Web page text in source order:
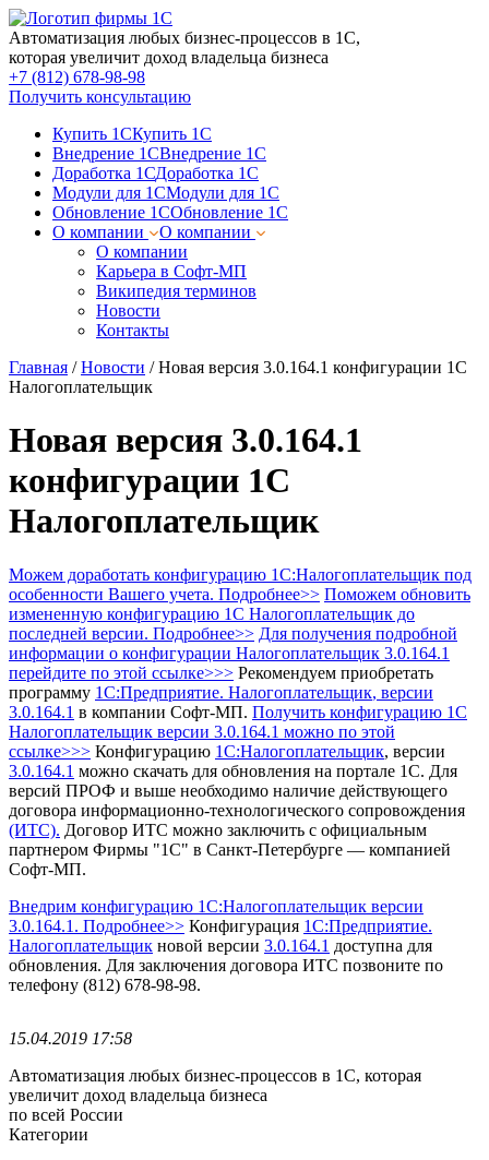
Автоматизация любых бизнес-процессов в 1С,
которая увеличит доход владельца бизнеса
+7 (812) 678-98-98
Получить консультацию
Купить 1СКупить 1С
Внедрение 1СВнедрение 1С
Доработка 1СДоработка 1С
Модули для 1СМодули для 1С
Обновление 1СОбновление 1С
О компании
О компании
О компании
Карьера в Софт-МП
Википедия терминов
Новости
Контакты
Главная /Новости /Новая версия 3.0.164.1 конфигурации 1С
Налогоплательщик
Новая версия 3.0.164.1
конфигурации 1С
Налогоплательщик
Можем доработать конфигурацию 1С:Налогоплательщик под
особенности Вашего учета. Подробнее>> Поможем обновить
измененную конфигурацию 1С Налогоплательщик до
последней версии. Подробнее>> Для получения подробной
информации о конфигурации Налогоплательщик 3.0.164.1
перейдите по этой ссылке>>> Рекомендуем приобретать
программу 1С:Предприятие. Налогоплательщик, версии
3.0.164.1 в компании Софт-МП. Получить конфигурацию 1С
Налогоплательщик версии 3.0.164.1 можно по этой
ссылке>>> Конфигурацию 1С:Налогоплательщик, версии
3.0.164.1 можно скачать для обновления на портале 1С. Для
версий ПРОФ и выше необходимо наличие действующего
договора информационно-технологического сопровождения
(ИТС). Договор ИТС можно заключить с официальным
партнером Фирмы "1С" в Санкт-Петербурге — компанией
Софт-МП.
Внедрим конфигурацию 1С:Налогоплательщик версии
3.0.164.1. Подробнее>> Конфигурация 1С:Предприятие.
Налогоплательщик новой версии 3.0.164.1 доступна для
обновления. Для заключения договора ИТС позвоните по
телефону (812) 678-98-98.
15.04.2019 17:58
Автоматизация любых бизнес-процессов в 1С, которая
увеличит доход владельца бизнеса
по всей России
Категории